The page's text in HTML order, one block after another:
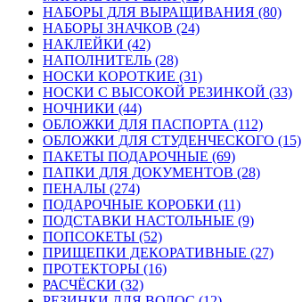
НАБОРЫ ДЛЯ ВЫРАЩИВАНИЯ (80)
НАБОРЫ ЗНАЧКОВ (24)
НАКЛЕЙКИ (42)
НАПОЛНИТЕЛЬ (28)
НОСКИ КОРОТКИЕ (31)
НОСКИ С ВЫСОКОЙ РЕЗИНКОЙ (33)
НОЧНИКИ (44)
ОБЛОЖКИ ДЛЯ ПАСПОРТА (112)
ОБЛОЖКИ ДЛЯ СТУДЕНЧЕСКОГО (15)
ПАКЕТЫ ПОДАРОЧНЫЕ (69)
ПАПКИ ДЛЯ ДОКУМЕНТОВ (28)
ПЕНАЛЫ (274)
ПОДАРОЧНЫЕ КОРОБКИ (11)
ПОДСТАВКИ НАСТОЛЬНЫЕ (9)
ПОПСОКЕТЫ (52)
ПРИЩЕПКИ ДЕКОРАТИВНЫЕ (27)
ПРОТЕКТОРЫ (16)
РАСЧЁСКИ (32)